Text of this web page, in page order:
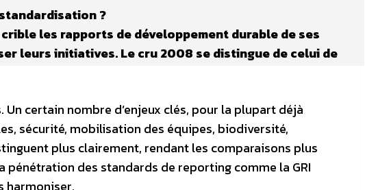
?
crible les rapports de développement durable de ses
leurs initiatives. Le cru 2008 se distingue de celui de
certain nombre d’enjeux clés, pour la plupart déjà
sécurité, mobilisation des équipes, biodiversité,
plus clairement, rendant les comparaisons plus
pénétration des standards de reporting comme la GRI
harmoniser.